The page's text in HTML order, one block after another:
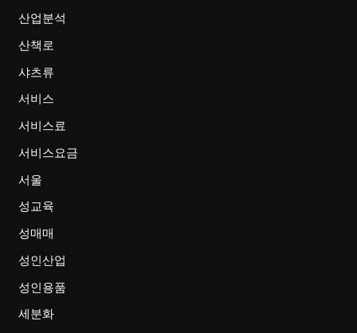
산업분석
산책로
샤츠류
서비스
서비스료
서비스요금
서울
성교육
성매매
성인산업
성인용품
세분화